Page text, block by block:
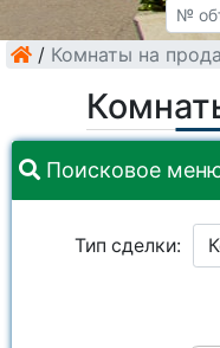
/ Комнаты на
Поисковое
Тип сделки: